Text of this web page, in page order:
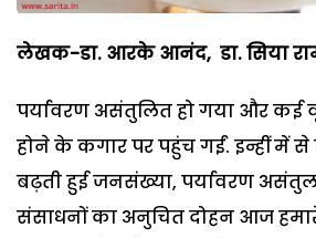
लेखक-डा. आरके आनंद, डा. सिया
पर्यावरण असंतुलित हो गया और कई
होने के कगार पर पहुंच गईं. इन्हीं में से
बढ़ती हुई जनसंख्या, पर्यावरण
संसाधनों का अनुचित दोहन आज